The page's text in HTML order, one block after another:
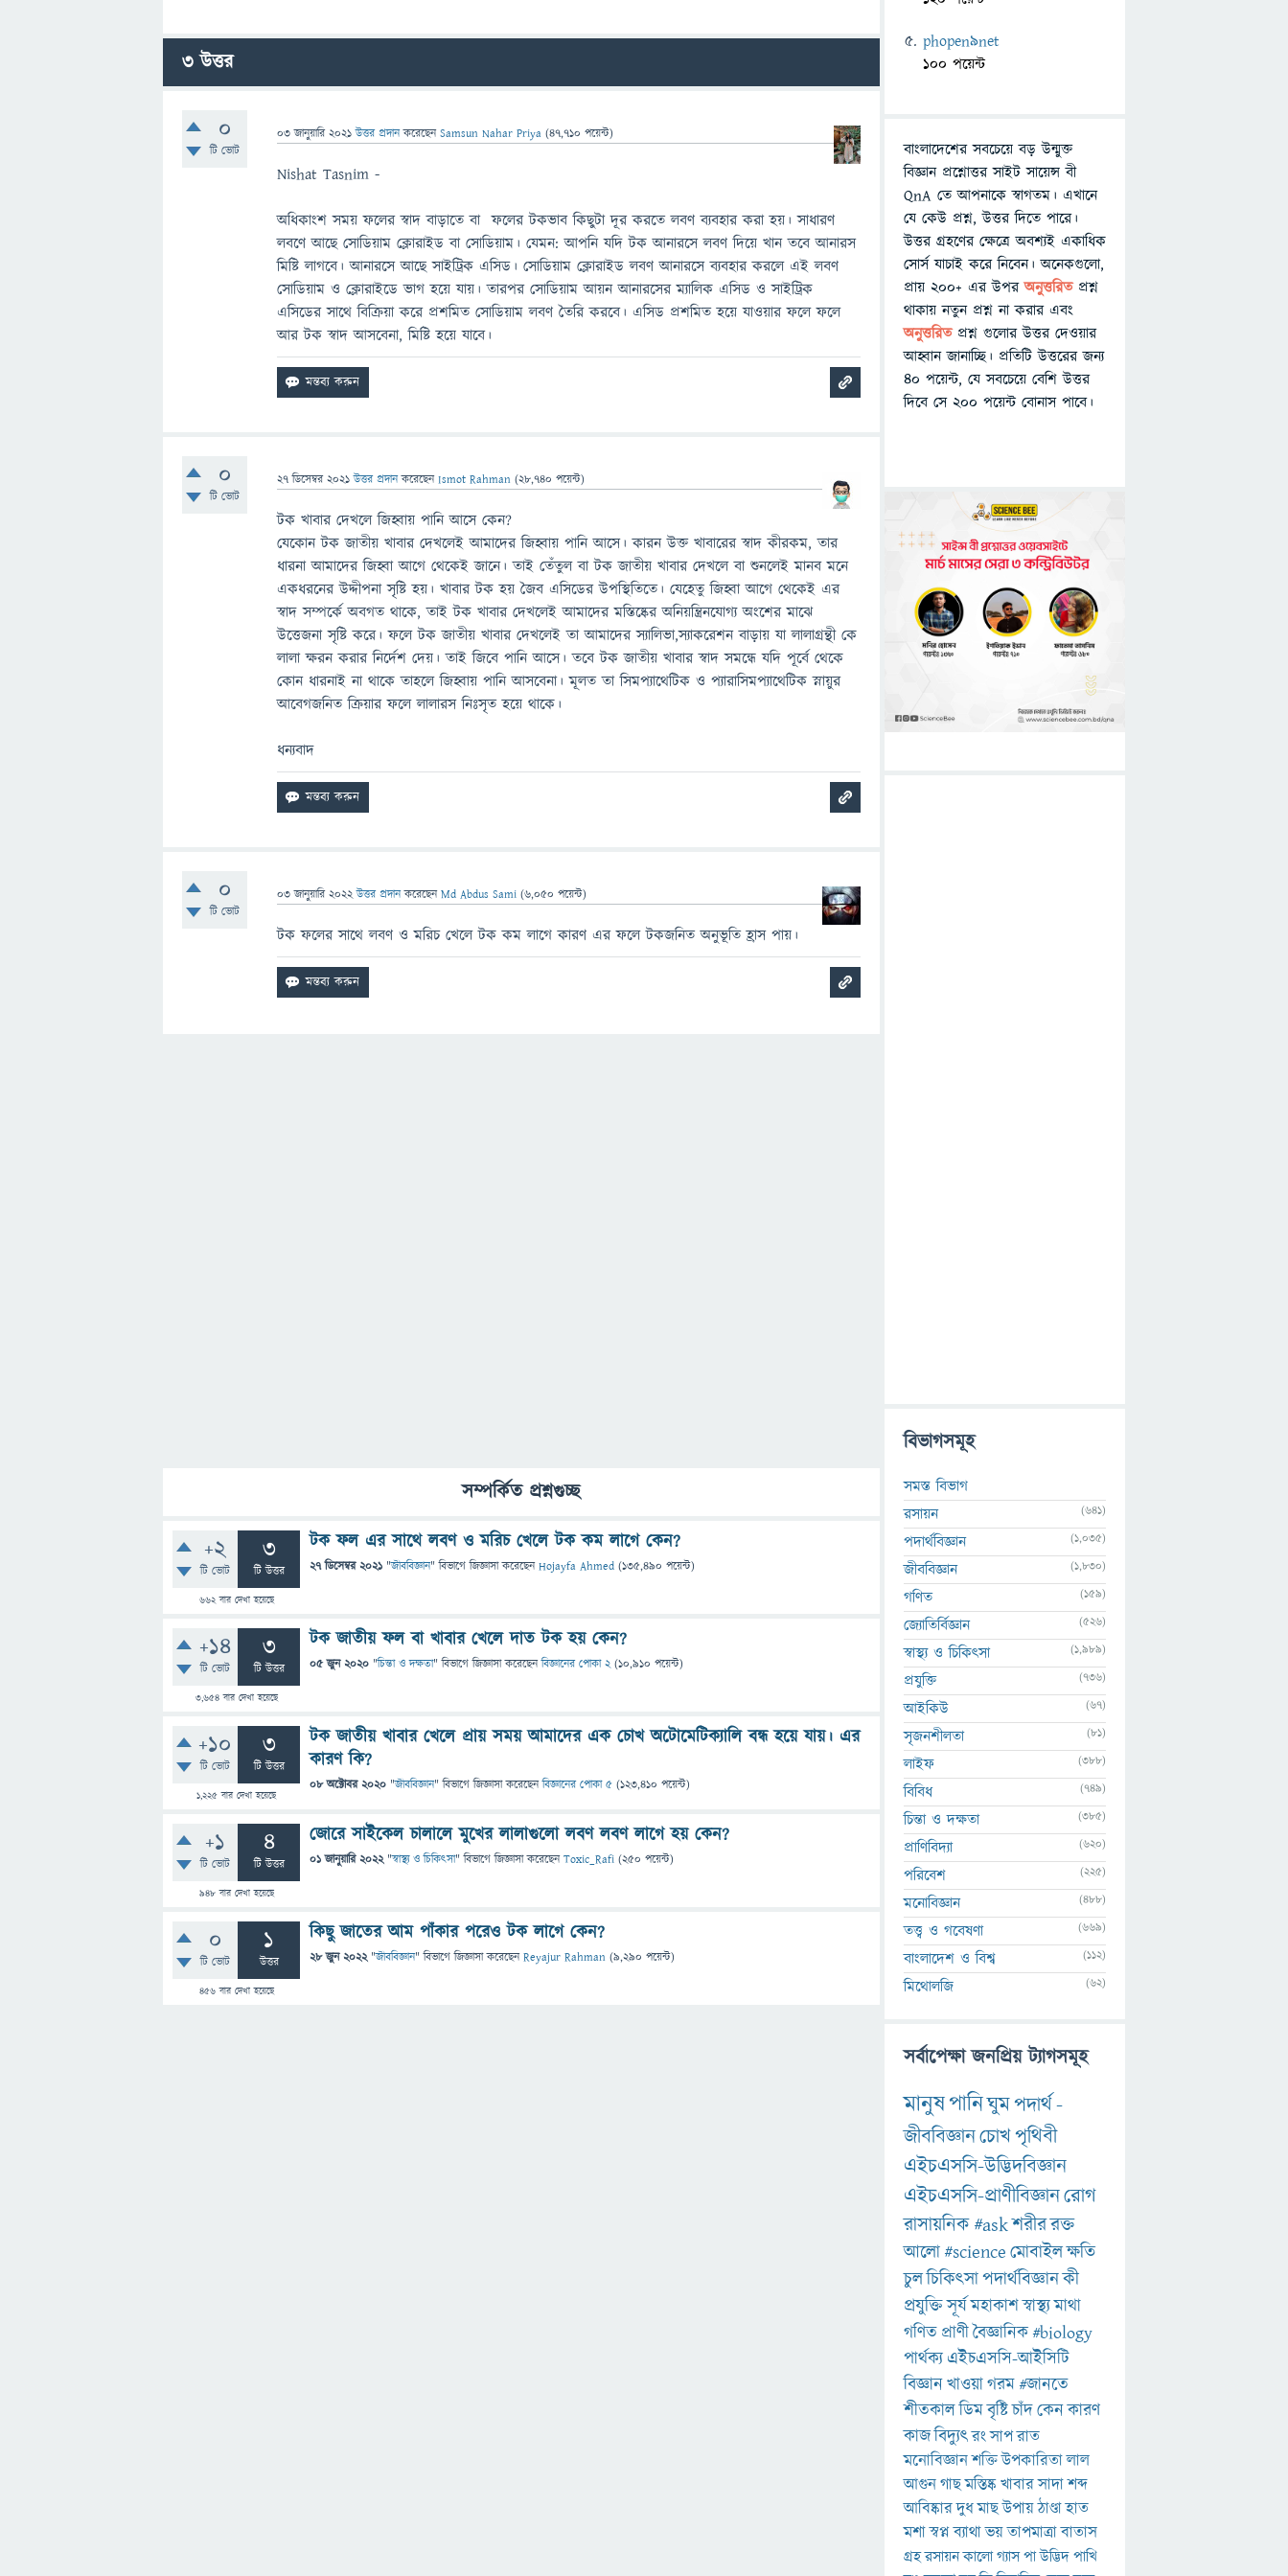
3উত্তর
0
টি ভোট
03 জানুয়ারি 2021 উত্তর প্রদান করেছেনSamsun Nahar Priya (47,710 পয়েন্ট)
Nishat Tasnim -
অধিকাংশ সময় ফলের স্বাদ বাড়াতে বা ফলের টকভাব কিছুটা দূর করতে লবণ ব্যবহার করা হয়। সাধারণ
লবণে আছে সোডিয়াম ক্লোরাইড বা সোডিয়াম। যেমন: আপনি যদি টক আনারসে লবণ দিয়ে খান তবে আনারস
মিষ্টি লাগবে। আনারসে আছে সাইট্রিক এসিড। সোডিয়াম ক্লোরাইড লবণ আনারসে ব্যবহার করলে এই লবণ
সোডিয়াম ও ক্লোরাইডে ভাগ হয়ে যায়। তারপর সোডিয়াম আয়ন আনারসের ম্যালিক এসিড ও সাইট্রিক
এসিডের সাথে বিক্রিয়া করে প্রশমিত সোডিয়াম লবণ তৈরি করবে। এসিড প্রশমিত হয়ে যাওয়ার ফলে ফলে
আর টক স্বাদ আসবেনা, মিষ্টি হয়ে যাবে।
0
টি ভোট
27 ডিসেম্বর 2021 উত্তর প্রদান করেছেনIsmot Rahman (28,740 পয়েন্ট)
টক খাবার দেখলে জিহ্বায় পানি আসে কেন?
যেকোন টক জাতীয় খাবার দেখলেই আমাদের জিহ্বায় পানি আসে। কারন উক্ত খাবারের স্বাদ কীরকম, তার
ধারনা আমাদের জিহ্বা আগে থেকেই জানে। তাই তেঁতুল বা টক জাতীয় খাবার দেখলে বা শুনলেই মানব মনে
একধরনের উদ্দীপনা সৃষ্টি হয়। খাবার টক হয় জৈব এসিডের উপস্থিতিতে। যেহেতু জিহ্বা আগে থেকেই এর
স্বাদ সম্পর্কে অবগত থাকে, তাই টক খাবার দেখলেই আমাদের মস্তিষ্কের অনিয়ন্ত্রিনযোগ্য অংশের মাঝে
উত্তেজনা সৃষ্টি করে। ফলে টক জাতীয় খাবার দেখলেই তা আমাদের স্যালিভা,স্যাকরেশন বাড়ায় যা লালাগ্রন্থী কে
লালা ক্ষরন করার নির্দেশ দেয়। তাই জিবে পানি আসে। তবে টক জাতীয় খাবার স্বাদ সমন্ধে যদি পূর্বে থেকে
কোন ধারনাই না থাকে তাহলে জিহ্বায় পানি আসবেনা। মূলত তা সিমপ্যাথেটিক ও প্যারাসিমপ্যাথেটিক স্নায়ুর
আবেগজনিত ক্রিয়ার ফলে লালারস নিঃসৃত হয়ে থাকে।
ধন্যবাদ
0
টি ভোট
03 জানুয়ারি 2022 উত্তর প্রদান করেছেনMd Abdus Sami (6,050 পয়েন্ট)
টক ফলের সাথে লবণ ও মরিচ খেলে টক কম লাগে কারণ এর ফলে টকজনিত অনুভূতি হ্রাস পায়।
সম্পর্কিত প্রশ্নগুচ্ছ
+2
টি ভোট
3
টি উত্তর
662বার দেখা হয়েছে
টক ফল এর সাথে লবণ ও মরিচ খেলে টক কম লাগে কেন?
27 ডিসেম্বর 2021 "জীববিজ্ঞান" বিভাগে জিজ্ঞাসাকরেছেনHojayfa Ahmed (135,490 পয়েন্ট)
+14
টি ভোট
3
টি উত্তর
3,654বার দেখা হয়েছে
টক জাতীয় ফল বা খাবার খেলে দাত টক হয় কেন?
05 জুন 2020 "চিন্তা ও দক্ষতা" বিভাগে জিজ্ঞাসাকরেছেনবিজ্ঞানের পোকা 2 (10,910 পয়েন্ট)
+10
টি ভোট
3
টি উত্তর
1,225 বার দেখা হয়েছে
টক জাতীয় খাবার খেলে প্রায় সময় আমাদের এক চোখ অটোমেটিক্যালি বন্ধ হয়ে যায়। এর
কারণ কি?
08 অক্টোবর 2020 "জীববিজ্ঞান" বিভাগে জিজ্ঞাসাকরেছেনবিজ্ঞানের পোকা ৫ (123,410 পয়েন্ট)
+1
টি ভোট
4
টি উত্তর
948বার দেখা হয়েছে
জোরে সাইকেল চালালে মুখের লালাগুলো লবণ লবণ লাগে হয় কেন?
01 জানুয়ারি 2022 "স্বাস্থ্য ও চিকিৎসা" বিভাগে জিজ্ঞাসাকরেছেনToxic_Rafi (250 পয়েন্ট)
0
টি ভোট
1
উত্তর
456বার দেখা হয়েছে
কিছু জাতের আম পাঁকার পরেও টক লাগে কেন?
28 জুন 2022 "জীববিজ্ঞান" বিভাগে জিজ্ঞাসাকরেছেনReyajur Rahman (9,290 পয়েন্ট)
phopen9net
100 পয়েন্ট
বাংলাদেশের সবচেয়ে বড় উন্মুক্ত
বিজ্ঞান প্রশ্নোত্তর সাইট সায়েন্স বী
QnA তে আপনাকে স্বাগতম। এখানে
যে কেউ প্রশ্ন, উত্তর দিতে পারে।
উত্তর গ্রহণের ক্ষেত্রে অবশ্যই একাধিক
সোর্স যাচাই করে নিবেন। অনেকগুলো,
প্রায় ২০০+ এর উপরঅনুত্তরিতপ্রশ্ন
থাকায় নতুন প্রশ্ন না করার এবং
অনুত্তরিত প্রশ্ন গুলোর উত্তর দেওয়ার
আহ্বান জানাচ্ছি। প্রতিটি উত্তরের জন্য
৪০ পয়েন্ট, যে সবচেয়ে বেশি উত্তর
দিবে সে ২০০ পয়েন্ট বোনাস পাবে।
বিভাগসমূহ
সমস্ত বিভাগ
রসায়ন
(641)
পদার্থবিজ্ঞান (1,035)
জীববিজ্ঞান (1,830)
গণিত (159)
জ্যোতির্বিজ্ঞান (526)
স্বাস্থ্য ও চিকিৎসা (1,989)
প্রযুক্তি (736)
আইকিউ (67)
সৃজনশীলতা (81)
লাইফ (388)
বিবিধ (749)
চিন্তা ও দক্ষতা (385)
প্রাণিবিদ্যা (620)
পরিবেশ (225)
মনোবিজ্ঞান (488)
তত্ত্ব ও গবেষণা (669)
বাংলাদেশ ও বিশ্ব (112)
মিথোলজি (62)
সর্বাপেক্ষা জনপ্রিয় ট্যাগসমূহ
মানুষপানিঘুমপদার্থ-
জীববিজ্ঞানচোখপৃথিবী
এইচএসসি-উদ্ভিদবিজ্ঞান
এইচএসসি-প্রাণীবিজ্ঞানরোগ
রাসায়নিক#askশরীররক্ত
আলো#scienceমোবাইলক্ষতি
চুলচিকিৎসাপদার্থবিজ্ঞানকী
প্রযুক্তিসূর্যমহাকাশস্বাস্থ্যমাথা
গণিত প্রাণীবৈজ্ঞানিক#biology
পার্থক্য এইচএসসি-আইসিটি
বিজ্ঞানখাওয়াগরম#জানতে
শীতকালডিমবৃষ্টিচাঁদকেনকারণ
কাজবিদ্যুৎরংসাপরাত
মনোবিজ্ঞানশক্তিউপকারিতালাল
আগুনগাছমস্তিষ্কখাবারসাদাশব্দ
আবিষ্কারদুধমাছউপায়ঠাণ্ডাহাত
মশাস্বপ্নব্যাথাভয়তাপমাত্রাবাতাস
গ্রহরসায়নকালোগ্যাসপাউদ্ভিদপাখি